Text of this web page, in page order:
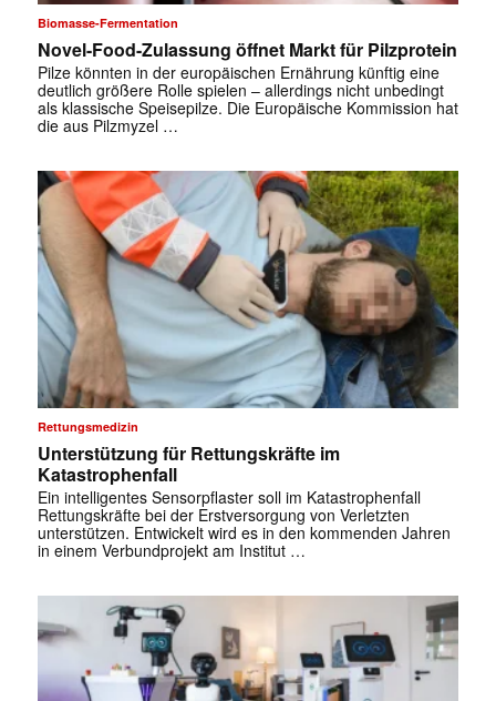
Biomasse-Fermentation
Novel-Food-Zulassung öffnet Markt für Pilzprotein
Pilze könnten in der europäischen Ernährung künftig eine
deutlich größere Rolle spielen – allerdings nicht unbedingt
als klassische Speisepilze. Die Europäische Kommission hat
die aus Pilzmyzel …
Rettungsmedizin
Unterstützung für Rettungskräfte im
Katastrophenfall
Ein intelligentes Sensorpflaster soll im Katastrophenfall
Rettungskräfte bei der Erstversorgung von Verletzten
unterstützen. Entwickelt wird es in den kommenden Jahren
in einem Verbundprojekt am Institut …